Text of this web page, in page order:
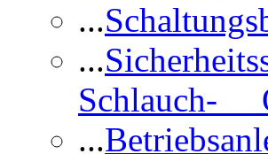
...
...
Schlauch-
...